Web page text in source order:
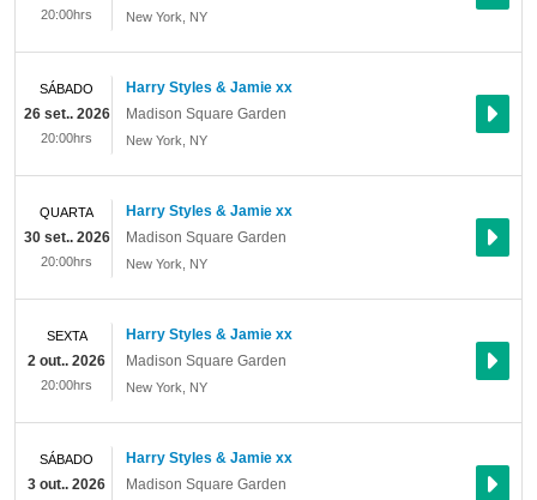
New York NY
20:00hrs
Harry Styles & Jamie xx
Madison Square Garden
New York NY
SÁBADO
26 set.. 2026
20:00hrs
Harry Styles & Jamie xx
Madison Square Garden
New York NY
QUARTA
30 set.. 2026
20:00hrs
Harry Styles & Jamie xx
Madison Square Garden
New York NY
SEXTA
2 out.. 2026
20:00hrs
Harry Styles & Jamie xx
Madison Square Garden
SÁBADO
3 out.. 2026